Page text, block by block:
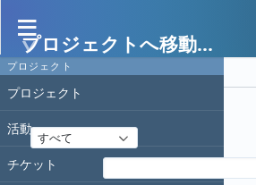
プロジェクト
プロジェクト
活動
チケット
プロジェクトへ移動...
作業時間
フィルタ
すべて
フィルタ追加